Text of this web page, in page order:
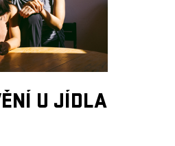
U JÍDLA